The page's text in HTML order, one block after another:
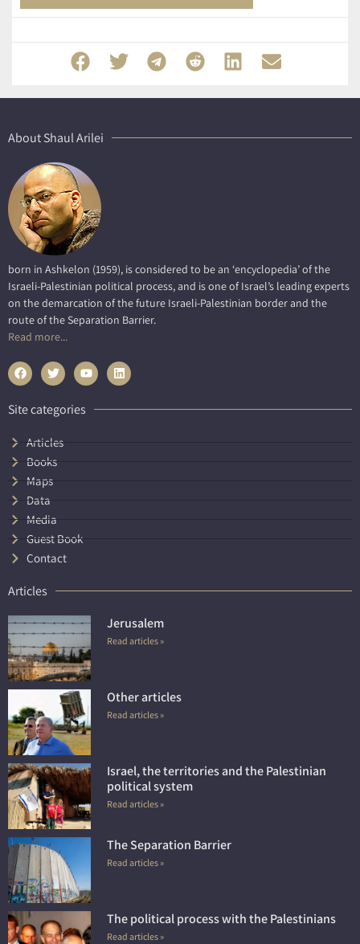
About Shaul Arilei
born in Ashkelon (1959), is considered to be an ‘encyclopedia’ of the
Israeli-Palestinian political process, and is one of Israel’s leading experts
on the demarcation of the future Israeli-Palestinian border and the
route of the Separation Barrier.
Read more...
Site categories
Articles
Books
Maps
Data
Media
Guest Book
Contact
Articles
Jerusalem
Read articles »
Other articles
Read articles »
Israel, the territories and the Palestinian
political system
Read articles »
The Separation Barrier
Read articles »
The political process with the Palestinians
Read articles »